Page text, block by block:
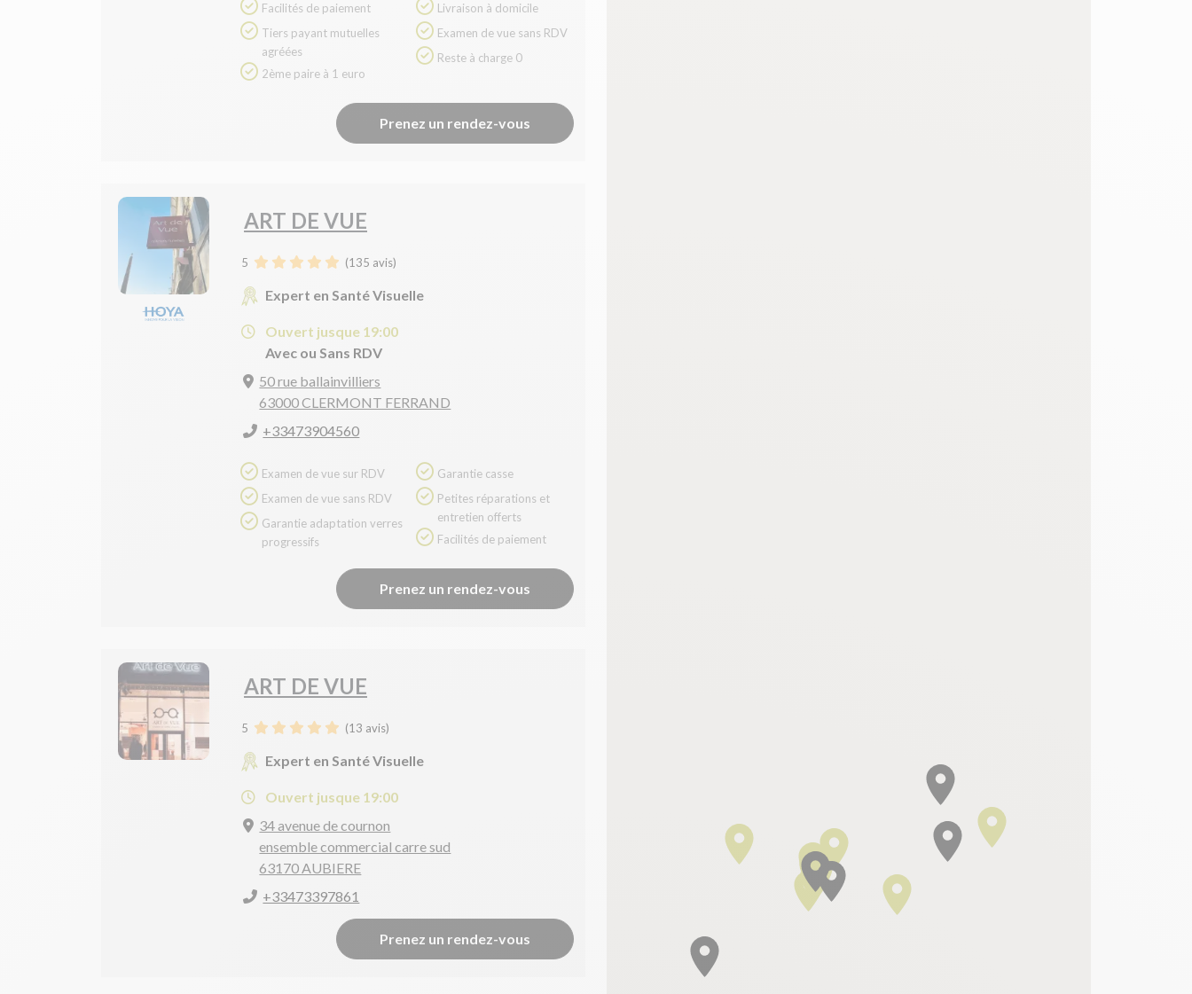
Facilités de paiement
agréées
2ème paire à 1 euro
Livraison à domicile
Examen de vue sans RDV
Reste à charge 0
Prenez un rendez-vous
ART DE VUE
5 (135 avis)
Expert en Santé Visuelle
Ouvert jusque 19:00
Avec ou Sans RDV
50 rue ballainvilliers
63000 CLERMONT FERRAND
+33473904560
Examen de vue sur RDV
Examen de vue sans RDV
progressifs
Garantie casse
entretien offerts
Facilités de paiement
Prenez un rendez-vous
ART DE VUE
5 (13 avis)
Expert en Santé Visuelle
Ouvert jusque 19:00
34 avenue de cournon
ensemble commercial carre sud
63170 AUBIERE
+33473397861
Prenez un rendez-vous